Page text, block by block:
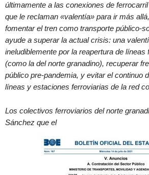
últimamente a las conexiones de
que le reclaman «valentía» para ir más
fomentar el tren como transporte público-
ayude a superar la actual crisis: una
ineludiblemente por la reapertura de líneas
(como la del norte granadino), recuperar
público pre-pandemia, y evitar el continuo
líneas y estaciones ferroviarias de la red
Los colectivos ferroviarios del norte
Sánchez que el